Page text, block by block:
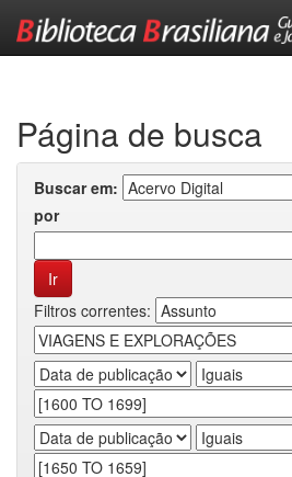
Página de busca
Buscar em:
por
Filtros correntes: